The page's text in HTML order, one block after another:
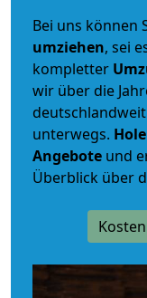
Bei uns können
umziehen, sei
kompletter
wir über die
unterwegs.
Angebote und
Überblick über